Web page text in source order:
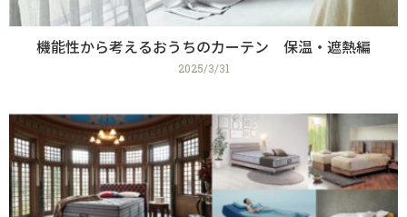
機能性から考えるおうちのカーテン 保温・遮熱編
2025/3/31